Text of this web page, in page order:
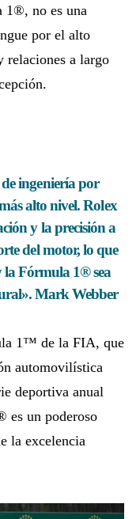
1®, no es una
por el alto
relaciones a largo
ingeniería por
alto nivel. Rolex
y la precisión a
del motor, lo que
la Fórmula 1® sea
Mark Webber
1™ de la FIA, que
automovilística
deportiva anual
es un poderoso
la excelencia